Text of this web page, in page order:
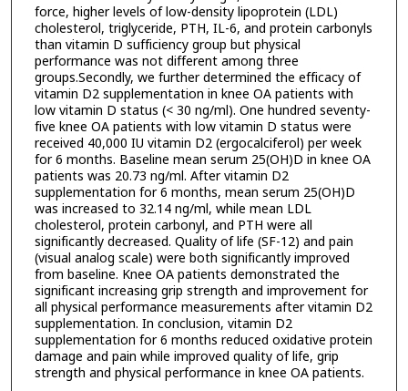
force, higher levels of low-density lipoprotein (LDL)
cholesterol, triglyceride, PTH, IL-6, and protein carbonyls
than vitamin D sufficiency group but physical
performance was not different among three
groups.Secondly, we further determined the efficacy of
vitamin D2 supplementation in knee OA patients with
low vitamin D status (< 30 ng/ml). One hundred seventy-
five knee OA patients with low vitamin D status were
received 40,000 IU vitamin D2 (ergocalciferol) per week
for 6 months. Baseline mean serum 25(OH)D in knee OA
patients was 20.73 ng/ml. After vitamin D2
supplementation for 6 months, mean serum 25(OH)D
was increased to 32.14 ng/ml, while mean LDL
cholesterol, protein carbonyl, and PTH were all
significantly decreased. Quality of life (SF-12) and pain
(visual analog scale) were both significantly improved
from baseline. Knee OA patients demonstrated the
significant increasing grip strength and improvement for
all physical performance measurements after vitamin D2
supplementation. In conclusion, vitamin D2
supplementation for 6 months reduced oxidative protein
damage and pain while improved quality of life, grip
strength and physical performance in knee OA patients.